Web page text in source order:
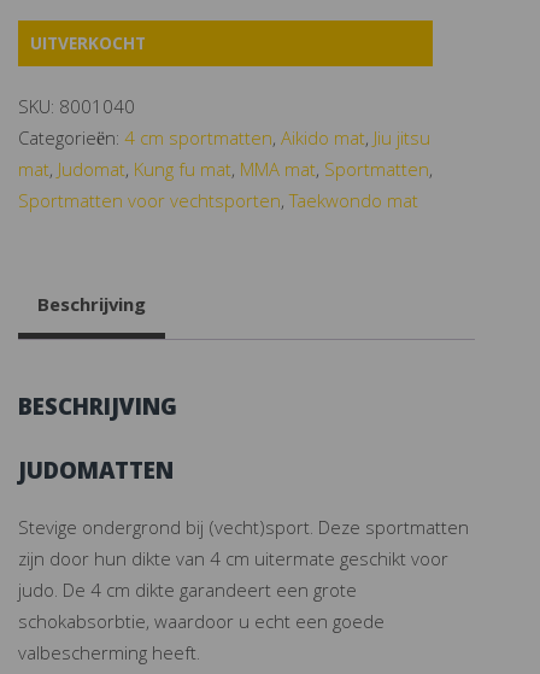
UITVERKOCHT
SKU: 8001040
Categorieën:4 cm sportmatten,Aikido mat,Jiu jitsu
mat,Judomat, Kung fu mat, MMA mat, Sportmatten,
Sportmatten voor vechtsporten,Taekwondo mat
Beschrijving
BESCHRIJVING
JUDOMATTEN
Stevige ondergrond bij (vecht)sport. Deze sportmatten
zijn door hun dikte van 4 cm uitermate geschikt voor
judo. De 4 cm dikte garandeert een grote
schokabsorbtie, waardoor u echt een goede
valbescherming heeft.